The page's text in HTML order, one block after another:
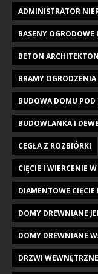
ADMINISTRATOR
BASENY OGRODOWE
BETON
BRAMY
BUDOWA DOMU POD
BUDOWLANKA I
CEGŁA Z ROZBIÓRKI
CIĘCIE I WIERCENIE
DIAMENTOWE CIĘCIE
DOMY DREWNIANE
DOMY DREWNIANE
DRZWI